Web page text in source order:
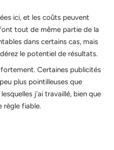
ici, et les coûts peuvent
tout de même partie de la
dans certains cas, mais
le potentiel de résultats.
Certaines publicités
plus pointilleuses que
j’ai travaillé, bien que
règle fiable.